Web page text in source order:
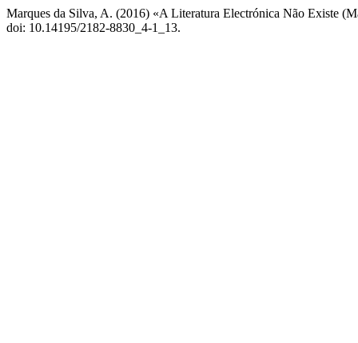
Marques da Silva, A. (2016) «A Literatura Electrónica Não Existe
doi: 10.14195/2182-8830_4-1_13.